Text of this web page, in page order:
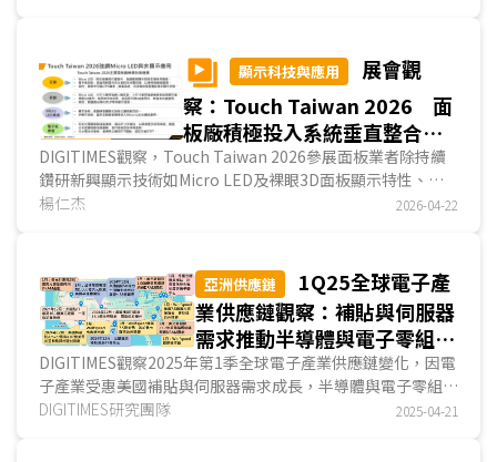
傳輸主流。現階段台廠在Micro LED顯示技術與量產能力皆具
全球領先地位，尤其在巨量轉移位置精度與Micro LED晶粒密
度皆佔優勢，對於台廠向光通訊擴展幫助甚大。...
顯示科技與應用
展會觀
察：Touch Taiwan 2026 面
板廠積極投入系統垂直整合與
非顯示事業 開拓新利基
DIGITIMES觀察，Touch Taiwan 2026參展面板業者除持續
鑽研新興顯示技術如Micro LED及裸眼3D面板顯示特性、並
持續改進IT用TFT LCD省電性以因應AI時代對IT產業的衝擊
求，並透過原有的設備與技術經驗，積極投入FOPLP、光通
訊、衛星天線等非顯示事業，藉以從早已成為紅海的面板事業
中轉型升級，延續企業壽命、擴大獲利機會，呈現面板廠正逐
漸脫離傳統製造業角色，成為顯示與光電解決方案公司。...
楊仁杰 2026-04-22
亞洲供應鏈
1Q25全球電子產
業供應鏈觀察：補貼與伺服器
需求推動半導體與電子零組件
擴產 電子產品與EMS新據點
廣布全球
DIGITIMES觀察2025年第1季全球電子產業供應鏈變化，因電
子產業受惠美國補貼與伺服器需求成長，半導體與電子零組件
業者投資熱烈。然因應川普對等關稅(reciprocal tari...
DIGITIMES研究團隊 2025-04-21